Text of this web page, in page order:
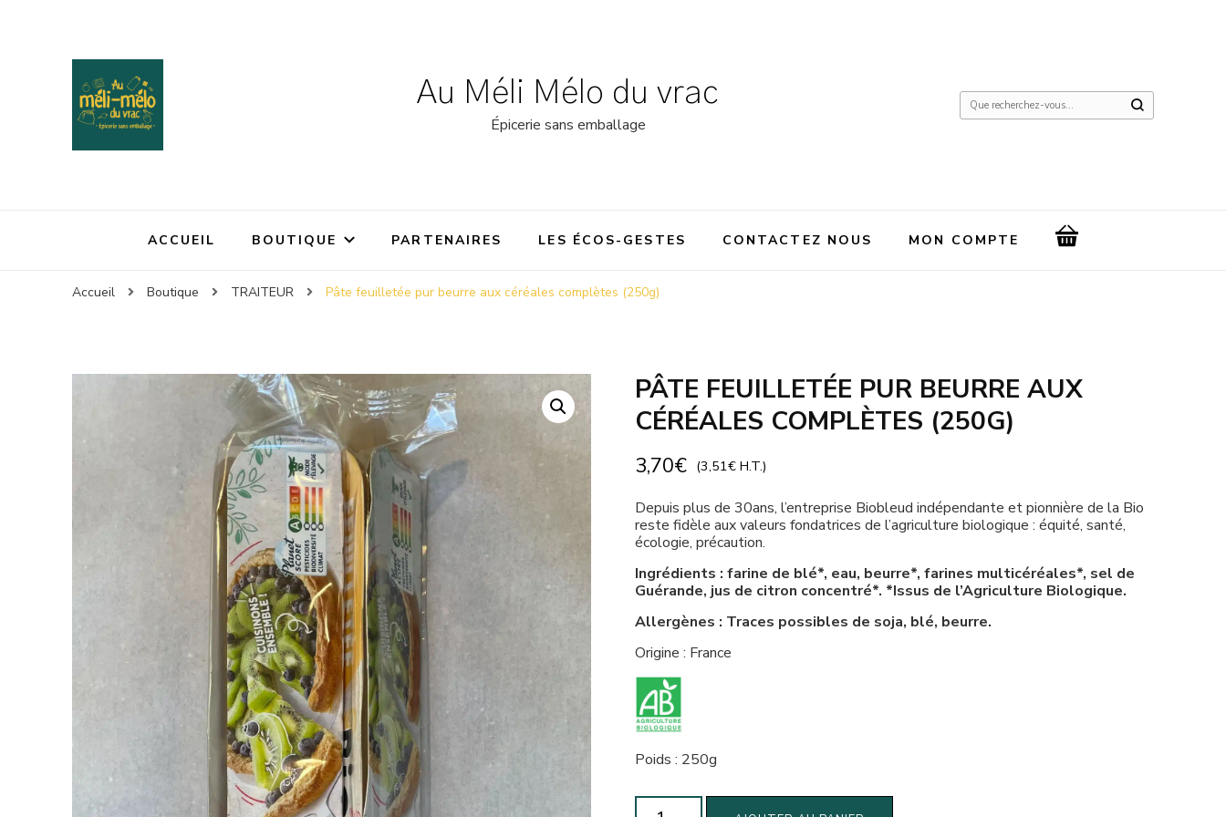
Au Méli Mélo du vrac
Épicerie sans emballage
Vous
ACCUEIL BOUTIQUE PARTENAIRES LES ÉCOS-GESTES CONTACTEZ NOUS MON COMPTE
Accueil Boutique TRAITEUR Pâte feuilletée pur beurre aux céréales complètes (250g)
PÂTE FEUILLETÉE PUR BEURRE AUX
CÉRÉALES COMPLÈTES (250G)
3,70€ (3,51€H.T.)
Depuis plus de 30ans, l’entreprise Biobleud indépendante et pionnière de la Bio
reste fidèle aux valeurs fondatrices de l’agriculture biologique : équité, santé,
écologie, précaution.
Ingrédients : farine de blé*, eau, beurre*, farines multicéréales*, sel de
Guérande, jus de citron concentré*. *Issus de l’Agriculture Biologique.
Allergènes : Traces possibles de soja, blé, beurre.
Origine : France
Poids : 250g
quantité